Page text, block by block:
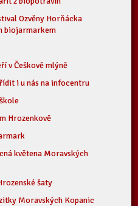
Ozvěny Horňácka
biojarmarkem
v Češkově mlýně
i u nás na infocentru
Hrozenkově
květena Moravských
šaty
Moravských Kopanic